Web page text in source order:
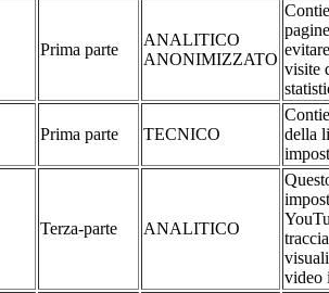
Prima parte
ANALITICO
ANONIMIZZATO
visite
Prima parte TECNICO
della
Terza-parte ANALITICO
video